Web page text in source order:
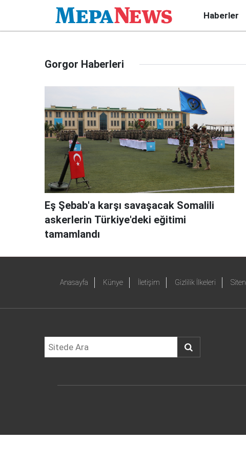
Haberler
Gorgor Haberleri
Eş Şebab'a karşı savaşacak Somalili
askerlerin Türkiye'deki eğitimi
tamamlandı
Anasayfa Künye İletişim Gizlilik İlkeleri